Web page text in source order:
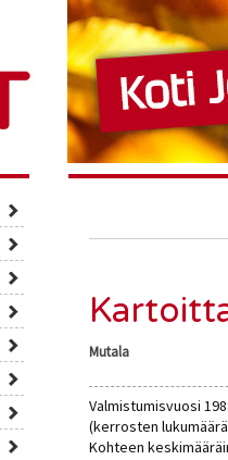
Mutala
Valmistumisvuosi
(kerrosten
Kohteen